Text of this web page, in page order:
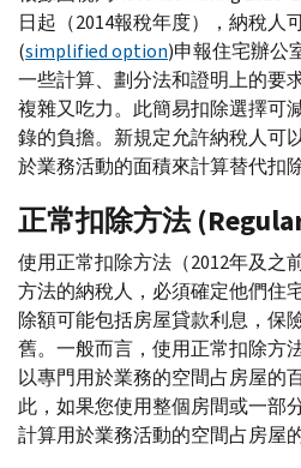
日起（2014報稅年度），納稅人
(simplified option)申報住宅辦公
一些計算、劃分法和證明上的要
複雜又吃力。此簡易扣除選擇可
錄的負擔。新規定允許納稅人可
於業務活動的面積來計算替代扣除
正常扣除方法 (
使用正常扣除方法（2012年及之
方法的納稅人，必須確定他們住
除額可能包括房屋貸款利息，保
舊。一般而言，使用正常扣除方
以專門用於業務的空間占房屋的
此，如果您使用整個房間或一部
計算用於業務活動的空間占房屋